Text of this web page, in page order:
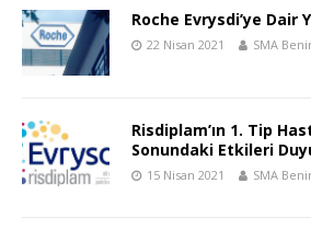
Roche Evrysdi’ye Dair
22 Nisan 2021 SMA
Risdiplam’ın 1. Tip
Sonundaki Etkileri
15 Nisan 2021 SMA